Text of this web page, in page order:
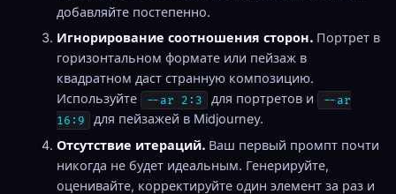
добавляйте постепенно.
Игнорирование соотношения сторон. Портрет в
горизонтальном формате или пейзаж в
квадратном даст странную композицию.
Используйте
--ar 2:3 для портретов и
--ar
16:9
для пейзажей в Midjourney.
Отсутствие итераций. Ваш первый промпт почти
никогда не будет идеальным. Генерируйте,
оценивайте, корректируйте один элемент за раз и